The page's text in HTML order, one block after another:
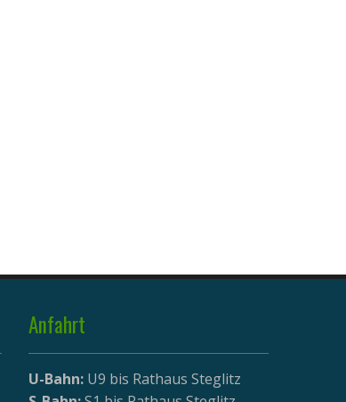
Anfahrt
U-Bahn: U9 bis Rathaus Steglitz